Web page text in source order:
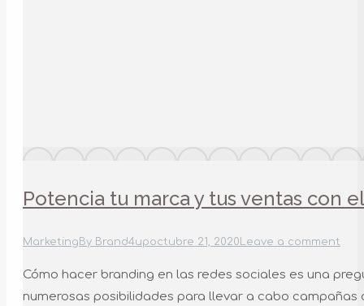
Potencia tu marca y tus ventas con
Marketing By Brand4upoctubre 21, 2020 Leave a comment
Cómo hacer branding en las redes sociales es una
numerosas posibilidades para llevar a cabo